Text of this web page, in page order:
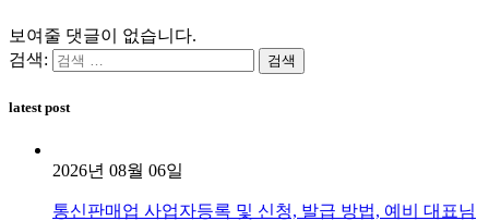
보여줄 댓글이 없습니다.
검색:
latest post
2026년 08월 06일
통신판매업 사업자등록 및 신청, 발급 방법, 예비 대표님